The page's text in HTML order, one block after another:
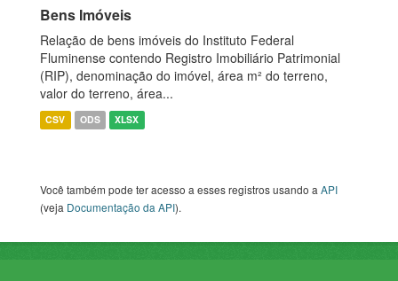
Bens Imóveis
Relação de bens imóveis do Instituto Federal
Fluminense contendo Registro Imobiliário Patrimonial
(RIP), denominação do imóvel, área m² do terreno,
valor do terreno, área...
CSV ODS XLSX
Você também pode ter acesso a esses registros usando aAPI
(veja Documentação da API).